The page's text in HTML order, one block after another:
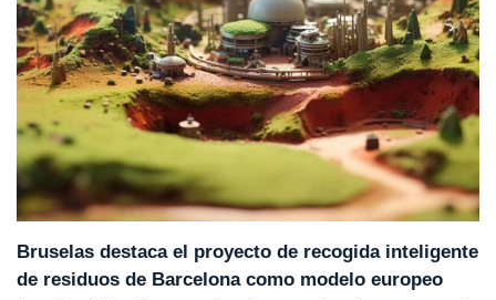
Bruselas destaca el proyecto de recogida inteligente
de residuos de Barcelona como modelo europeo